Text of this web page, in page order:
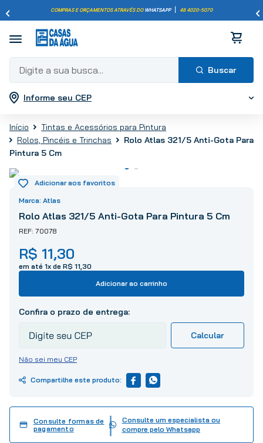
COMPRAS E ORÇAMENTOS ATRAVÉS DOWHATSAPP 48 4020-5070
Digite a sua busca...
Informe seu CEP
Tintas e Acessórios para Pintura
Rolos, Pincéis e Trinchas
Rolo Atlas 321/5 Anti-Gota Para
Pintura 5 Cm
Atlas
Rolo Atlas 321/5 Anti-Gota Para Pintura 5 Cm
70078
R$ 11,30
em até 1x de R$ 11 30
Adicionar ao carrinho
Não sei meu CEP
Consulte formas de
pagamento
Consulte um especialista ou
compre pelo Whatsapp
Termos mais buscados
2
porcelanato
3º
piso
5
º
vaso sanitário
6º
torneira
7º
chuveiro
8º
cimento
9º
telha
10º tinta